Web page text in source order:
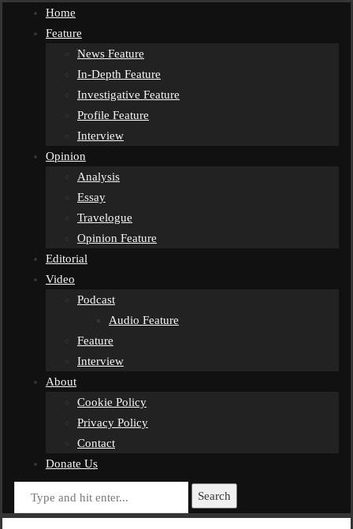
Home
Feature
News Feature
In-Depth Feature
Investigative Feature
Profile Feature
Interview
Opinion
Analysis
Essay
Travelogue
Opinion Feature
Editorial
Video
Podcast
Audio Feature
Feature
Interview
About
Cookie Policy
Privacy Policy
Contact
Donate Us
Search